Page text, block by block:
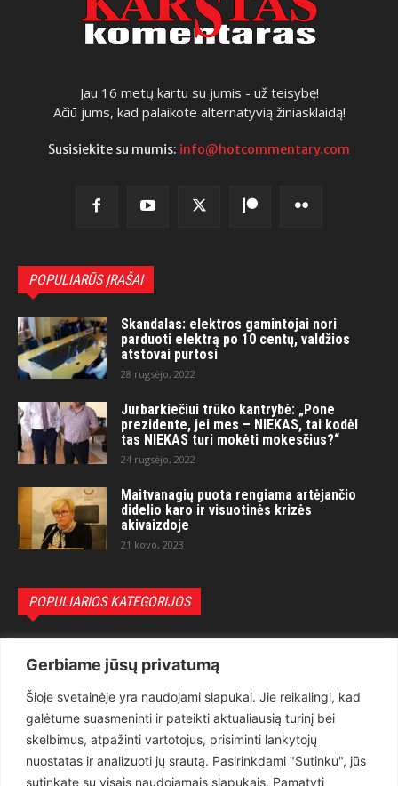
Gerbiame jūsų privatumą
Šioje svetainėje yra naudojami slapukai. Jie reikalingi, kad
galėtume suasmeninti ir pateikti aktualiausią turinį bei
skelbimus, atpažinti vartotojus, prisiminti lankytojų
nuostatas ir analizuoti jų srautą. Pasirinkdami "Sutinku", jūs
sutinkate su visais naudojamais slapukais. Pamatyti
Jau 16 metų kartu su jumis - už teisybę!
Ačiū jums, kad palaikote alternatyvią žiniasklaidą!
Susisiekite su mumis: info@hotcommentary.com
POPULIARŪS ĮRAŠAI
Skandalas: elektros gamintojai nori
parduoti elektrą po 10 centų, valdžios
atstovai purtosi
28 rugsėjo, 2022
Jurbarkiečiui trūko kantrybė: „Pone
prezidente, jei mes – NIEKAS, tai kodėl
tas NIEKAS turi mokėti mokesčius?“
24 rugsėjo, 2022
Maitvanagių puota rengiama artėjančio
didelio karo ir visuotinės krizės
akivaizdoje
21 kovo, 2023
POPULIARIOS KATEGORIJOS
Teisėsauga
1497
Aktualu
Lietuva
619